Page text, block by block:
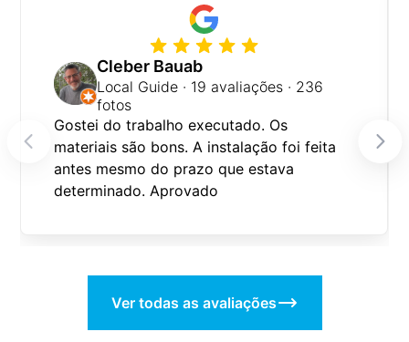
Cleber Bauab
Local Guide · 19 avaliações · 236
fotos
Gostei do trabalho executado. Os
materiais são bons. A instalação foi feita
antes mesmo do prazo que estava
determinado. Aprovado
Ver todas as avaliações